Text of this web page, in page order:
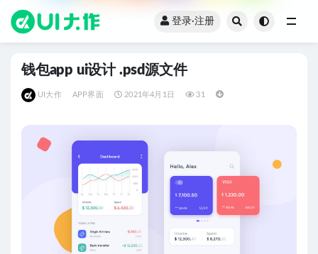
登录·注册
钱包app ui设计 .psd源文件
UI大作 APP界面 2021年4月1日 31